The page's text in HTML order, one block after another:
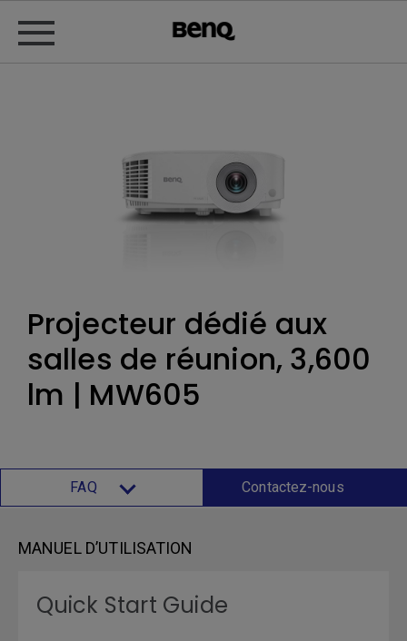
Projecteur dédié aux
salles de réunion, 3,600
lm | MW605
FAQ Contactez-nous
MANUEL D’UTILISATION
Quick Start Guide